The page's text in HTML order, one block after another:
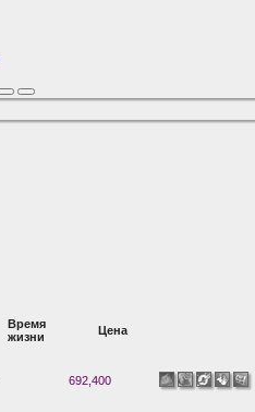
Время
жизни
Цена
692,400